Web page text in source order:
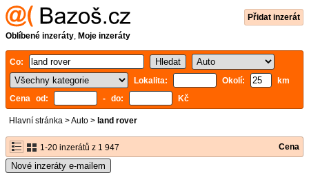
Přidat inzerát
Oblíbené inzeráty, Moje inzeráty
Co:
Lokalita:
Okolí:
km
Cena od:
- do: Kč
Hlavní stránka >Auto > land rover
1-20 inzerátů z 1 947 Cena
Nové inzeráty e-mailem